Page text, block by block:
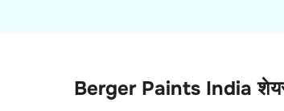
Berger Paints India